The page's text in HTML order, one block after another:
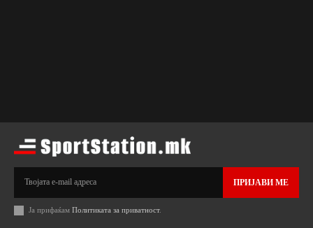
ПРИЈАВИ МЕ
Ја прифаќам Политиката за приватност.